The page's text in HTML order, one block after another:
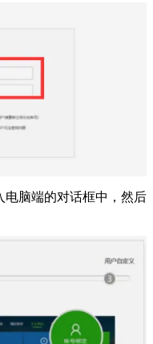
电脑端的对话框中，然后